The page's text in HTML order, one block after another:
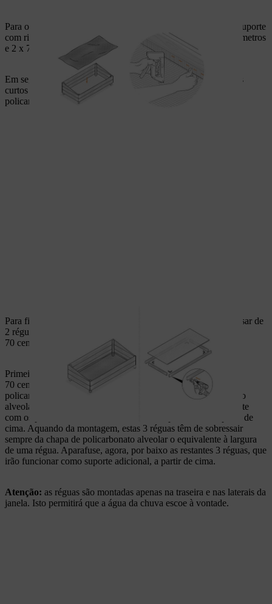
Para o caixilho da janela, construa primeiro uma estrutura de suporte
com ripas para telhado. Encurte as fasquias para 2 x 150 centímetros
e 2 x 70 centímetros.
Em seguida, aparafuse as quatro tábuas com os parafusos mais
curtos e usando cantoneiras. Coloque por cima a chapa de
policarbonato alveolar.
Para finalizar o caixilho da janela, encurte as réguas. Vai precisar de
2 réguas de 150 centímetros de comprimento e de 4 de
70 centímetros de comprimento.
Primeiro, ponha 1 régua de 150 centímetros e 2 réguas de
70 centímetros de comprimento nas 3 bordas da chapa de
policarbonato alveolar. Una as réguas à chapa de policarbonato
alveolar e às ripas inferiores para telhado da estrutura de suporte
com os parafusos de 2,5 x 20 milímetros, aplicando-os a partir de
cima. Aquando da montagem, estas 3 réguas têm de sobressair
sempre da chapa de policarbonato alveolar o equivalente à largura
de uma régua. Aparafuse, agora, por baixo as restantes 3 réguas, que
irão funcionar como suporte adicional, a partir de cima.
Atenção: as réguas são montadas apenas na traseira e nas laterais da
janela. Isto permitirá que a água da chuva escoe à vontade.